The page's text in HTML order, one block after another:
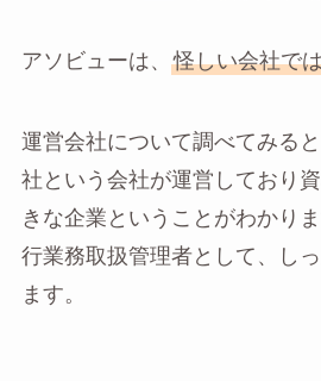
アソビューは、 怪しい会社で
運営会社について調べてみる
社という会社が運営しており
きな企業ということがわかり
行業務取扱管理者として、し
ます。